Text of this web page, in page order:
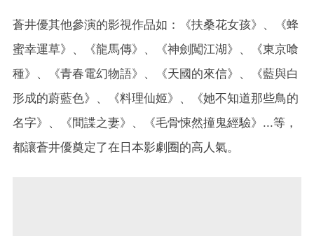
蒼井優其他參演的影視作品如：《扶桑花女孩》、《蜂
蜜幸運草》、《龍馬傳》、《神劍闖江湖》、《東京喰
種》、《青春電幻物語》、《天國的來信》、《藍與白
形成的蔚藍色》、《料理仙姬》、《她不知道那些鳥的
名字》、《間諜之妻》、《毛骨悚然撞鬼經驗》...等，
都讓蒼井優奠定了在日本影劇圈的高人氣。